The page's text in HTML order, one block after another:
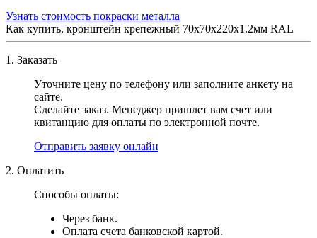
Узнать стоимость покраски металла
Как купить, кронштейн крепежный 70х70х220х1.2мм RAL
1. Заказать
Уточните цену по телефону или заполните анкету на
сайте.
Сделайте заказ. Менеджер пришлет вам счет или
квитанцию для оплаты по электронной почте.
Отправить заявку онлайн
2. Оплатить
Способы оплаты:
Через банк.
Оплата счета банковской картой.